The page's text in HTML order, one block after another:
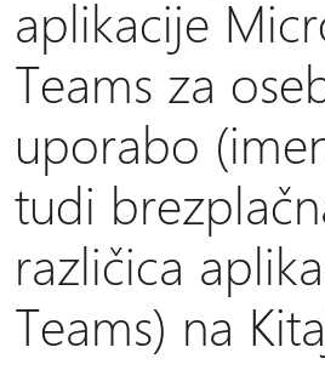
aplikacije
Teams za
uporabo
tudi
različica
Teams) na